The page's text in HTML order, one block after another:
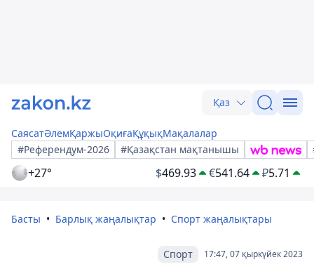
Қаз
СаясатӘлемҚаржыОқиғаҚұқықМақалалар
#Референдум-2026
#Қазақстан мақтанышы
+27° $469.93 €541.64 ₽5.71
Басты Барлық жаңалықтар Спорт жаңалықтары
17:47, 07 қыркүйек 2023
Спорт